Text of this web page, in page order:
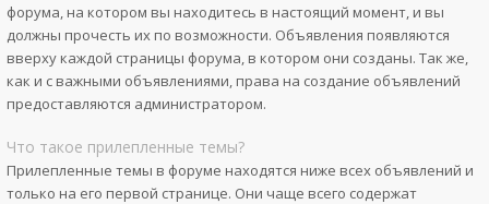
форума, на котором вы находитесь в настоящий момент, и вы
должны прочесть их по возможности. Объявления появляются
вверху каждой страницы форума, в котором они созданы. Так же,
как и с важными объявлениями, права на создание объявлений
предоставляются администратором.
Что такое прилепленные темы?
Прилепленные темы в форуме находятся ниже всех объявлений и
только на его первой странице. Они чаще всего содержат